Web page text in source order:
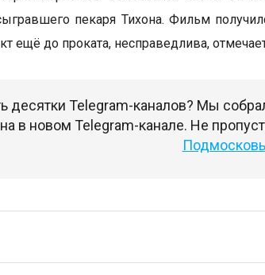
пекаря Тихона. Фильм
ещё до проката, несправедлива,
десятки Telegram-каналов? Мы
в новом Telegram-канале. Не